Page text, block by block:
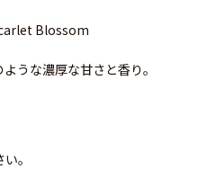
Blossom
うな濃厚な甘さと香り。
。